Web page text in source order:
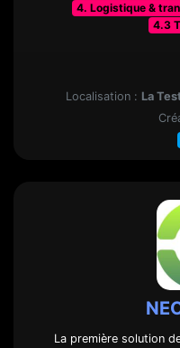
4. Logistique &
4.3
Localisation : La
La première solution